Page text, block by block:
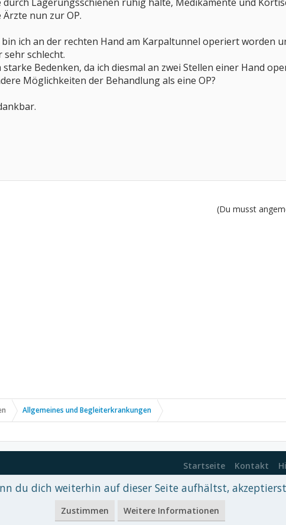
nun zur OP.
ich an der rechten Hand am Karpaltunnel operiert worden
schlecht.
Bedenken, da ich diesmal an zwei Stellen einer Hand
Möglichkeiten der Behandlung als eine OP?
(Du musst
Allgemeines und Begleiterkrankungen
Startseite Kontakt
xenDach©2010-2017
du dich weiterhin auf dieser Seite aufhältst,
Zustimmen Weitere Informationen